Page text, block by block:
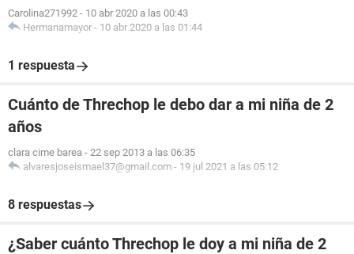
Carolina271992 - 10 abr 2020 a las 00:43
Hermanamayor - 10 abr 2020 a las 01:44
1 respuesta
Cuánto de Threchop le debo dar a mi niña de 2
años
clara cime barea - 22 sep 2013 a las 06:35
alvaresjoseismael37@gmail.com - 19 jul 2021 a las 05:12
8 respuestas
¿Saber cuánto Threchop le doy a mi niña de 2